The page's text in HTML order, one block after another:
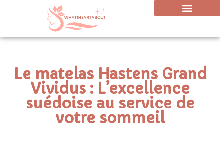
Le matelas Hastens Grand
Vividus : L’excellence
suédoise au service de
votre sommeil